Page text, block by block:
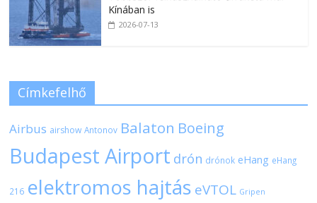
Kínában is
2026-07-13
Címkefelhő
Airbus airshow Antonov Balaton Boeing
Budapest Airport drón drónok eHang eHang
216 elektromos hajtás eVTOL Gripen